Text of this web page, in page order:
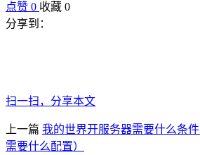
点赞 0 收藏 0
分享到：
扫一扫，分享本文
上一篇 我的世界开服务器需要什么条
需要什么配置）